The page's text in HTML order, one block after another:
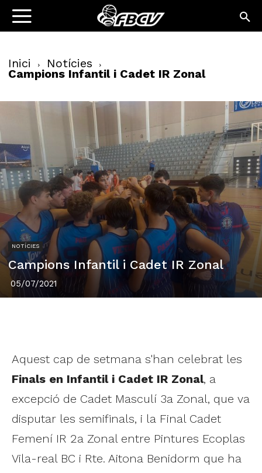
Inici Notícies
Campions Infantil i Cadet IR Zonal
NOTÍCIES
Campions Infantil i Cadet IR Zonal
05/07/2021
Aquest cap de setmana s'han celebrat les
Finals en Infantil i Cadet IR Zonal, a
excepció de Cadet Masculí 3a Zonal, que va
disputar les semifinals, i la Final Cadet
Femení IR 2a Zonal entre Pintures Ecoplas
Vila-real BC i Rte. Aitona Benidorm que ha